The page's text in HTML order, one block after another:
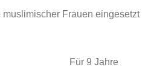
Frauen eingesetzt
Für 9 Jahre